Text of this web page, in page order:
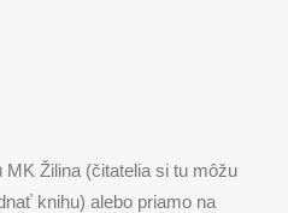
Žilina (čitatelia si tu môžu
knihu) alebo priamo na